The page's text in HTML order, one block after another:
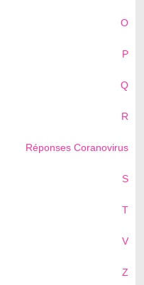
O
P
Q
R
Réponses Coranovirus
S
T
V
Z